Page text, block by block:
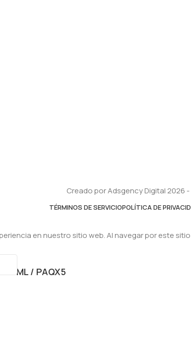
Creado por Adsgency Digital 2026
TÉRMINOS DE SERVICIOPOLÍTICA DE
en nuestro sitio web. Al navegar por este
/ PAQX5